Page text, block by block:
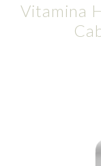
Vitamina